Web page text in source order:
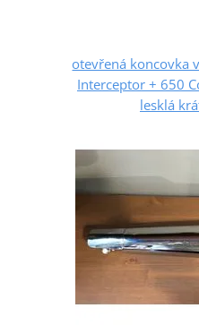
otevřená koncovka
Interceptor + 650
lesklá